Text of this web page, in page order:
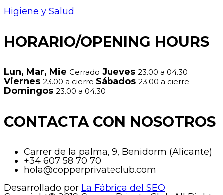
Higiene y Salud
HORARIO/OPENING HOURS
Lun, Mar, Mie Cerrado Jueves 23.00 a 04.30
Viernes 23.00 a cierre Sábados 23.00 a cierre
Domingos 23.00 a 04.30
CONTACTA CON NOSOTROS
Carrer de la palma, 9, Benidorm (Alicante)
+34 607 58 70 70
hola@copperprivateclub.com
Desarrollado por La Fábrica del SEO